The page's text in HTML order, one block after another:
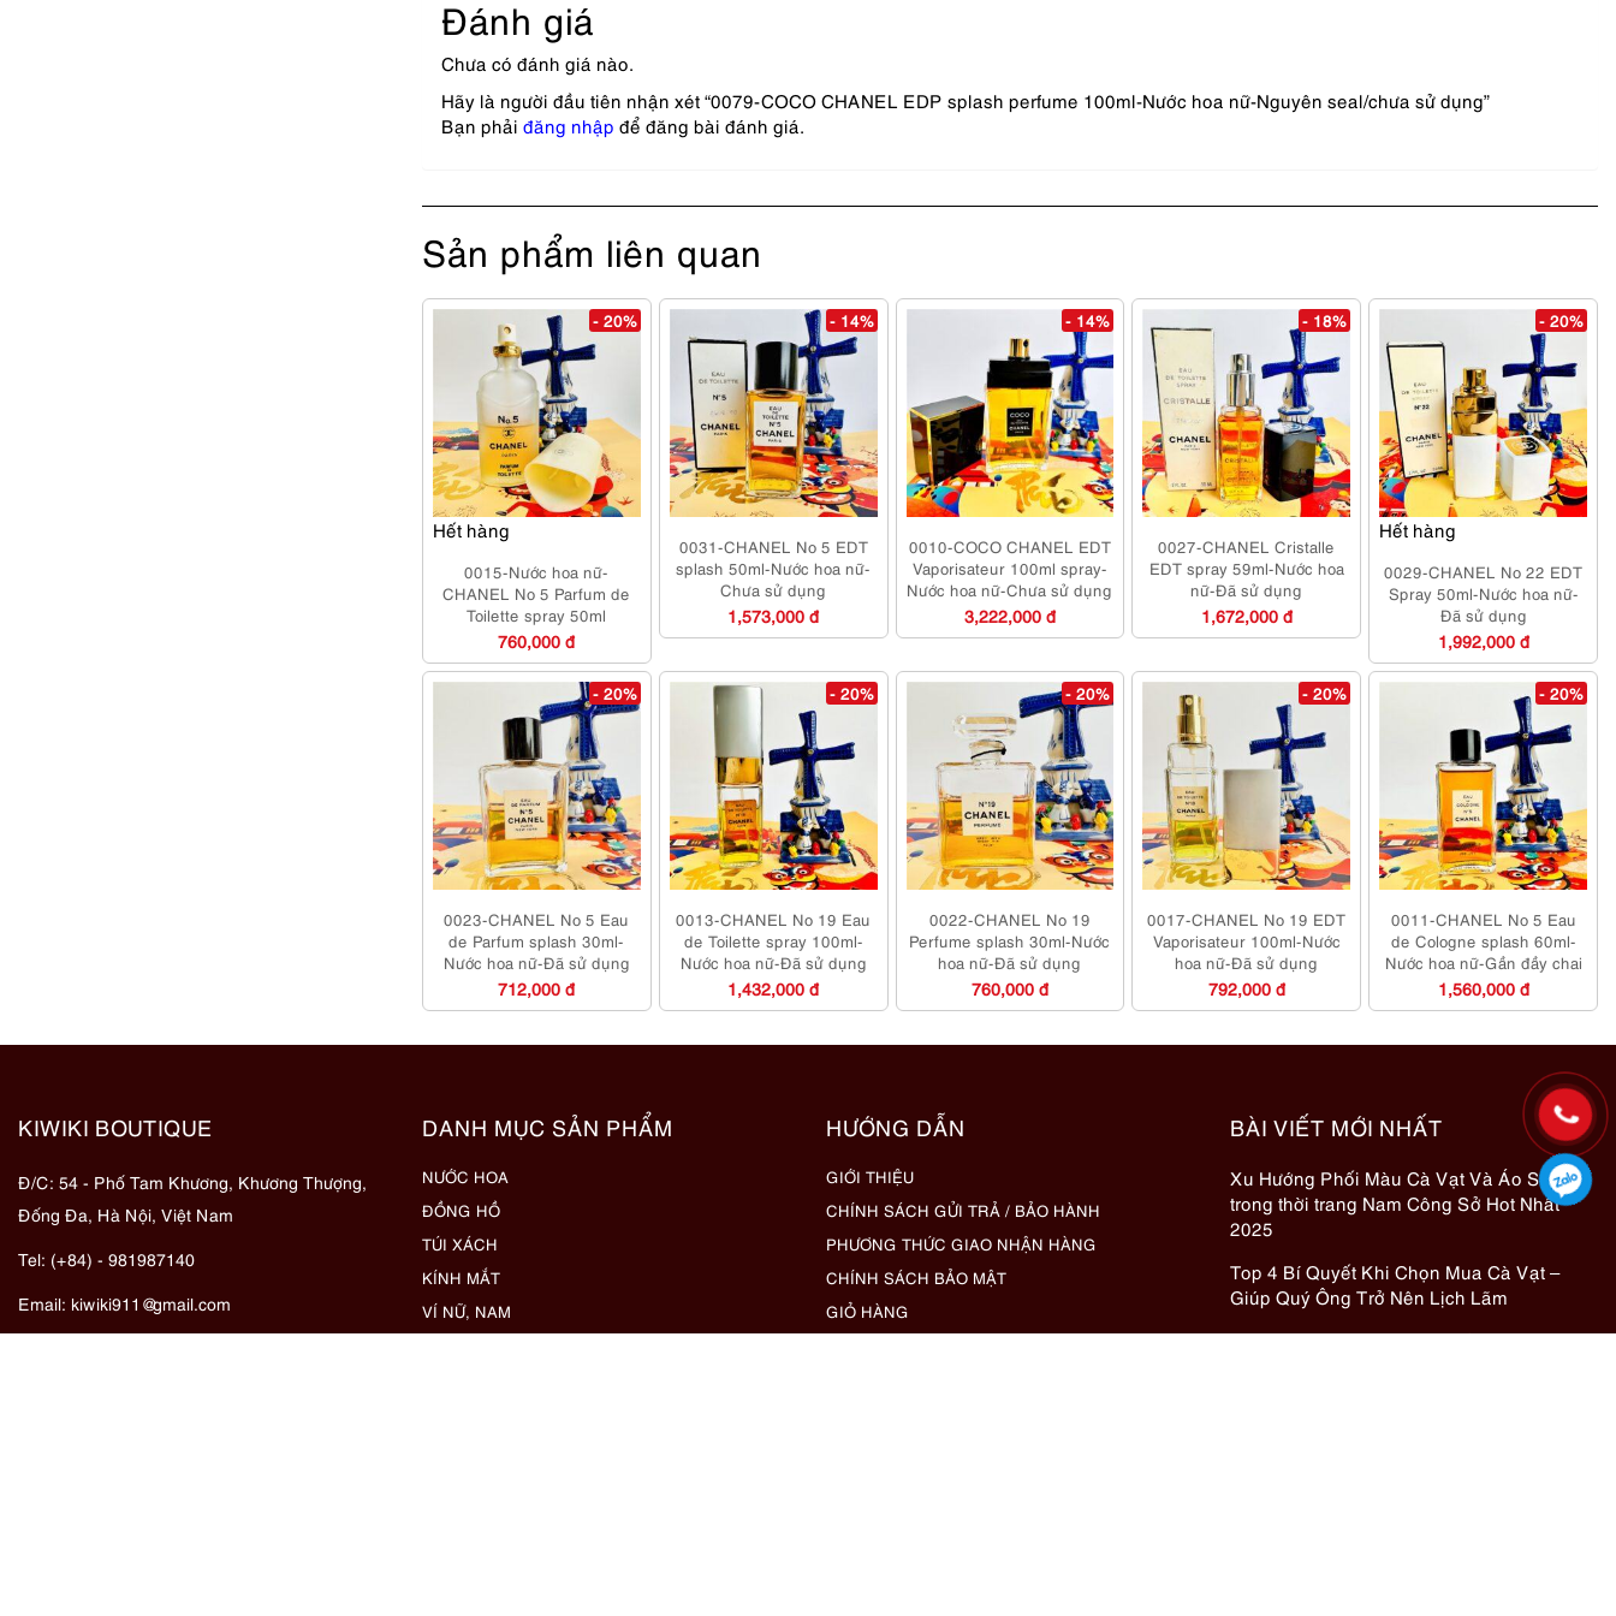
Đánh giá
Chưa có đánh giá nào.
Hãy là người đầu tiên nhận xét “0079-COCO CHANEL EDP splash perfume 100ml-Nước hoa nữ-Nguyên seal/chưa sử dụng”
Bạn phải đăng nhập để đăng bài đánh giá.
Sản phẩm liên quan
Hết hàng
- 20%
0015-Nước hoa nữ-
CHANEL No 5 Parfum de
Toilette spray 50ml
760,000 đ
- 14%
0031-CHANEL No 5 EDT
splash 50ml-Nước hoa nữ-
Chưa sử dụng
1,573,000 đ
- 14%
0010-COCO CHANEL EDT
Vaporisateur 100ml spray-
Nước hoa nữ-Chưa sử dụng
3,222,000 đ
- 18%
0027-CHANEL Cristalle
EDT spray 59ml-Nước hoa
nữ-Đã sử dụng
1,672,000 đ
Hết hàng
- 20%
0029-CHANEL No 22 EDT
Spray 50ml-Nước hoa nữ-
Đã sử dụng
1,992,000 đ
- 20%
0023-CHANEL No 5 Eau
de Parfum splash 30ml-
Nước hoa nữ-Đã sử dụng
712,000 đ
- 20%
0013-CHANEL No 19 Eau
de Toilette spray 100ml-
Nước hoa nữ-Đã sử dụng
1,432,000 đ
- 20%
0022-CHANEL No 19
Perfume splash 30ml-Nước
hoa nữ-Đã sử dụng
760,000 đ
- 20%
0017-CHANEL No 19 EDT
Vaporisateur 100ml-Nước
hoa nữ-Đã sử dụng
792,000 đ
- 20%
0011-CHANEL No 5 Eau
de Cologne splash 60ml-
Nước hoa nữ-Gần đầy chai
1,560,000 đ
KIWIKI BOUTIQUE
Đ/C: 54 - Phố Tam Khương, Khương Thượng,
Đống Đa, Hà Nội, Việt Nam
Tel: (+84) - 981987140
Email: kiwiki911@gmail.com
DANH MỤC SẢN PHẨM
NƯỚC HOA
ĐỒNG HỒ
TÚI XÁCH
KÍNH MẮT
VÍ NỮ, NAM
HƯỚNG DẪN
GIỚI THIỆU
CHÍNH SÁCH GỬI TRẢ / BẢO HÀNH
PHƯƠNG THỨC GIAO NHẬN HÀNG
CHÍNH SÁCH BẢO MẬT
GIỎ HÀNG
BÀI VIẾT MỚI NHẤT
Xu Hướng Phối Màu Cà Vạt Và Áo Sơ Mi
trong thời trang Nam Công Sở Hot Nhất
2025
Top 4 Bí Quyết Khi Chọn Mua Cà Vạt –
Giúp Quý Ông Trở Nên Lịch Lãm
Caravat hàng hiệu đã qua sử dụng – Bí